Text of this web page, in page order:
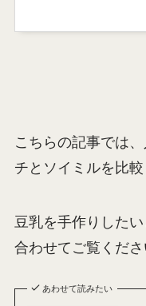
こちらの記事では
チとソイミルを比較
豆乳を手作りした
合わせてご覧くださ
あわせて読みたい